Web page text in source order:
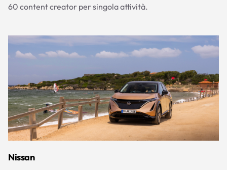
60 content creator per singola attività.
Nissan